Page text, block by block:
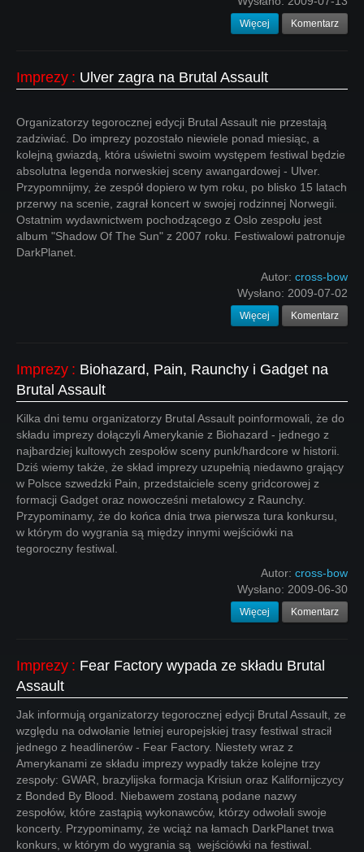
Więcej Komentarz
Imprezy : Ulver zagra na Brutal Assault
Organizatorzy tegorocznej edycji Brutal Assault nie przestają
zadziwiać. Do imprezy pozostało niewiele ponad miesiąc, a
kolejną gwiazdą, która uświetni swoim występem festiwal będzie
absolutna legenda norweskiej sceny awangardowej - Ulver.
Przypomnijmy, że zespół dopiero w tym roku, po blisko 15 latach
przerwy na scenie, zagrał koncert w swojej rodzinnej Norwegii.
Ostatnim wydawnictwem pochodzącego z Oslo zespołu jest
album "Shadow Of The Sun" z 2007 roku. Festiwalowi patronuje
DarkPlanet.
Autor: cross-bow
Wysłano: 2009-07-02
Więcej Komentarz
Imprezy : Biohazard, Pain, Raunchy i Gadget na
Brutal Assault
Kilka dni temu organizatorzy Brutal Assault poinformowali, że do
składu imprezy dołączyli Amerykanie z Biohazard - jednego z
najbardziej kultowych zespołów sceny punk/hardcore w historii.
Dziś wiemy także, że skład imprezy uzupełnią niedawno grający
w Polsce szwedzki Pain, przedstaiciele sceny gridcorowej z
formacji Gadget oraz nowocześni metalowcy z Raunchy.
Przypominamy, że do końca dnia trwa pierwsza tura konkursu,
w którym do wygrania są między innymi wejściówki na
tegoroczny festiwal.
Autor: cross-bow
Wysłano: 2009-06-30
Więcej Komentarz
Imprezy : Fear Factory wypada ze składu Brutal
Assault
Jak informują organizatorzy tegorocznej edycji Brutal Assault, ze
względu na odwołanie letniej europejskiej trasy festiwal stracił
jednego z headlinerów - Fear Factory. Niestety wraz z
Amerykanami ze składu imprezy wypadły także kolejne trzy
zespoły: GWAR, brazylijska formacja Krisiun oraz Kalifornijczycy
z Bonded By Blood. Niebawem zostaną podane nazwy
zespołów, które zastąpią wykonawców, którzy odwołali swoje
koncerty. Przypominamy, że wciąż na łamach DarkPlanet trwa
konkurs, w którym do wygrania są wejściówki na festiwal.